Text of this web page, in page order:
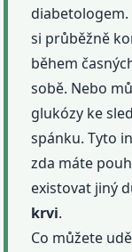
diabetologem.
si průběžně
během
sobě. Nebo
glukózy ke
spánku. Tyto
zda máte
existovat jiný
krvi.
Co můžete